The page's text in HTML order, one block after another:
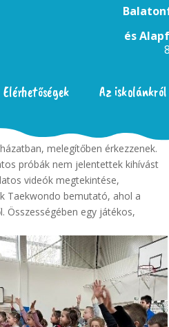
és
Elérhetőségek Az iskolánkról
Irinyi címmel, amit 2023.
melegítőben érkezzenek.
próbák nem jelentettek kihívást
videók megtekintése,
Taekwondo bemutató, ahol a
Összességében egy játékos,